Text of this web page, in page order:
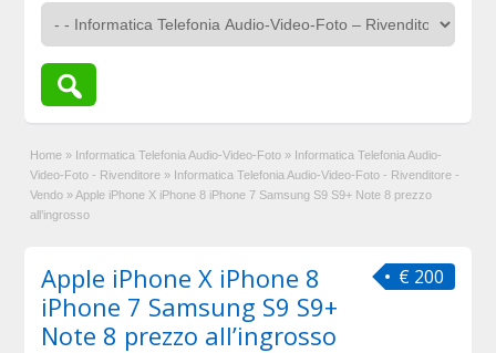
Home » Informatica Telefonia Audio-Video-Foto » Informatica Telefonia Audio-
Video-Foto - Rivenditore » Informatica Telefonia Audio-Video-Foto - Rivenditore -
Vendo » Apple iPhone X iPhone 8 iPhone 7 Samsung S9 S9+ Note 8 prezzo
all’ingrosso
€ 200
Apple iPhone X iPhone 8
iPhone 7 Samsung S9 S9+
Note 8 prezzo all’ingrosso